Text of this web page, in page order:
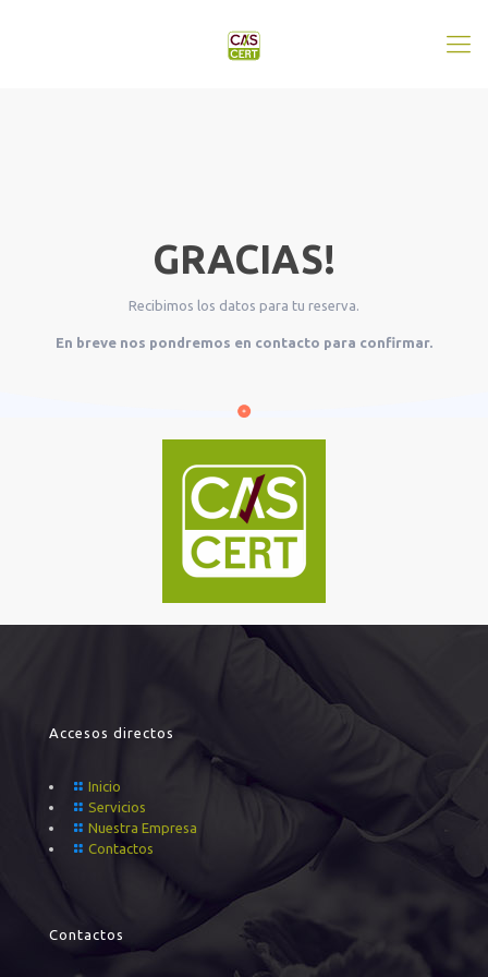
GRACIAS!
Recibimos los datos para tu reserva.
En breve nos pondremos en contacto para confirmar.
Accesos directos
Inicio
Servicios
Nuestra Empresa
Contactos
Contactos